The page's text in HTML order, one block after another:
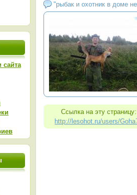
"рыбак и охотник в доме
Ссылка на эту страницу:
http://lesohot.ru/users/
сайта